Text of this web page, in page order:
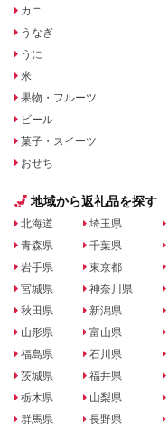
カニ
うなぎ
うに
米
果物・フルーツ
ビール
菓子・スイーツ
おせち
地域から返礼品を探す
北海道
青森県
岩手県
宮城県
秋田県
山形県
福島県
茨城県
栃木県
群馬県
埼玉県
千葉県
東京都
神奈川県
新潟県
富山県
石川県
福井県
山梨県
長野県